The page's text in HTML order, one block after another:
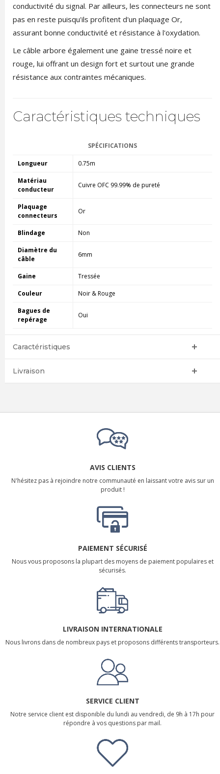
conductivité du signal. Par ailleurs, les connecteurs ne sont
pas en reste puisqu'ils profitent d'un plaquage Or,
assurant bonne conductivité et résistance à l'oxydation.
Le câble arbore également une gaine tressé noire et
rouge, lui offrant un design fort et surtout une grande
résistance aux contraintes mécaniques.
Caractéristiques techniques
SPÉCIFICATIONS
Longueur 0.75m
Matériau
conducteur
Cuivre OFC 99.99% de pureté
Plaquage
connecteurs
Or
Blindage Non
Diamètre du
câble
6mm
Gaine Tressée
Couleur Noir & Rouge
Bagues de
repérage
Oui
Caractéristiques
Livraison
AVIS CLIENTS
N'hésitez pas à rejoindre notre communauté en laissant votre avis sur un
produit !
PAIEMENT SÉCURISÉ
Nous vous proposons la plupart des moyens de paiement populaires et
sécurisés.
LIVRAISON INTERNATIONALE
Nous livrons dans de nombreux pays et proposons différents transporteurs.
SERVICE CLIENT
Notre service client est disponible du lundi au vendredi, de 9h à 17h pour
répondre à vos questions par mail.